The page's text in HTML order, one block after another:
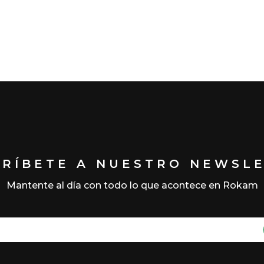
A NUESTRO
Mantente al día con todo lo que acontece en Rokam